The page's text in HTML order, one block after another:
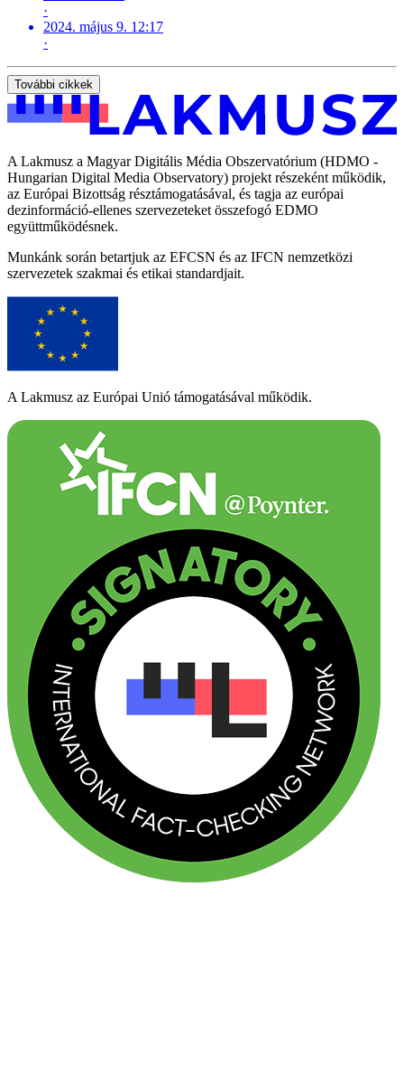
·
2024. május 9. 12:17
·
További cikkek
A Lakmusz a Magyar Digitális Média Obszervatórium (HDMO -
Hungarian Digital Media Observatory) projekt részeként működik,
az Európai Bizottság résztámogatásával, és tagja az európai
dezinformáció-ellenes szervezeteket összefogó EDMO
együttműködésnek.
Munkánk során betartjuk az EFCSN és az IFCN nemzetközi
szervezetek szakmai és etikai standardjait.
A Lakmusz az Európai Unió támogatásával működik.